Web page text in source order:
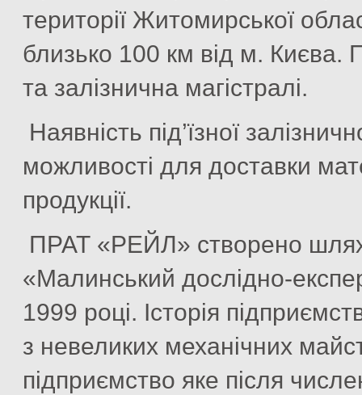
території Житомирської
близько 100 км від м. Києва.
та залізнична магістралі.
Наявність під’їзної
можливості для доставки
продукції.
ПРАТ «РЕЙЛ» створено
«Малинський дослідно-
1999 році. Історія
з невеликих механічних
підприємство яке після